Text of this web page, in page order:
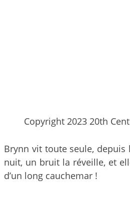
Copyright 2023 20th
Brynn vit toute seule,
nuit, un bruit la réveille, et
d’un long cauchemar !